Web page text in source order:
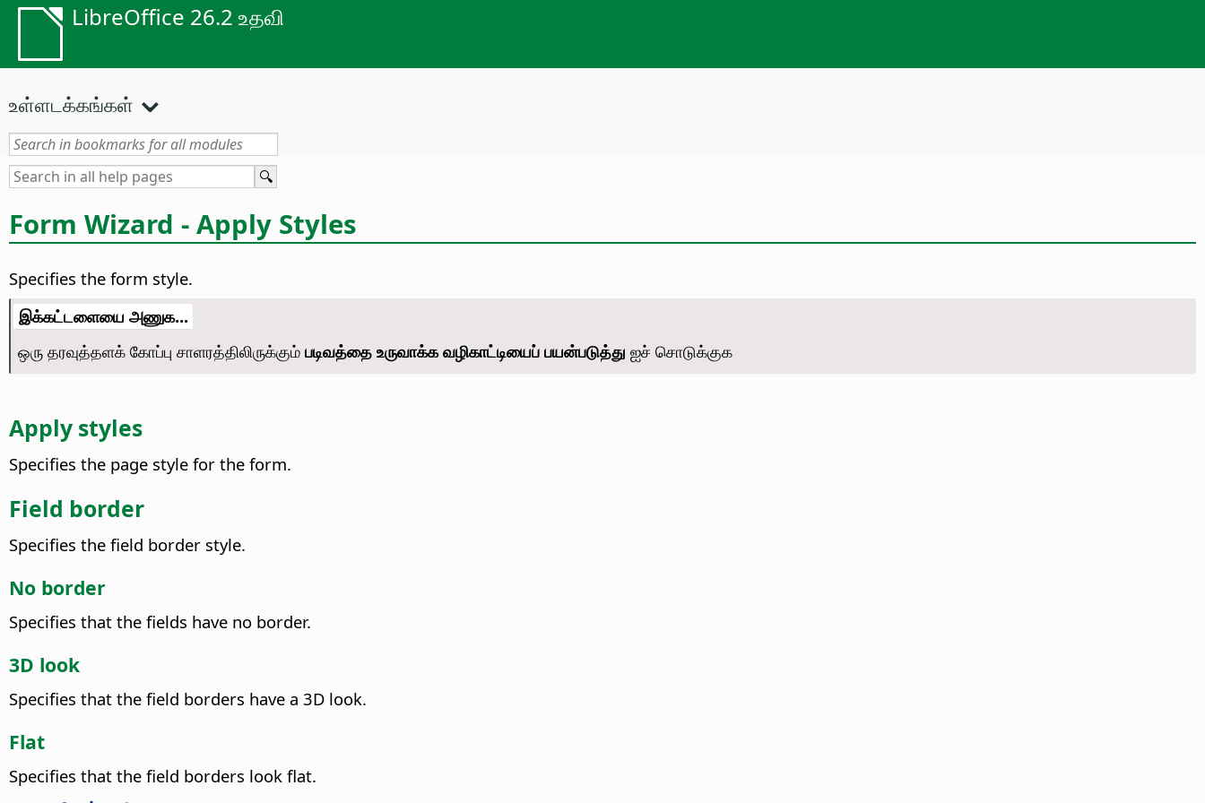
LibreOffice 26.2 உதவி
உள்ளடக்கங்கள்
Form Wizard - Apply Styles
Specifies the form style.
இக்கட்டளையை அணுக...
ஒரு தரவுத்தளக் கோப்பு சாளரத்திலிருக்கும் படிவத்தை உருவாக்க வழிகாட்டியைப் பயன்படுத்து ஐச் சொடுக்குக
Apply styles
Specifies the page style for the form.
Field border
Specifies the field border style.
No border
Specifies that the fields have no border.
3D look
Specifies that the field borders have a 3D look.
Flat
Specifies that the field borders look flat.